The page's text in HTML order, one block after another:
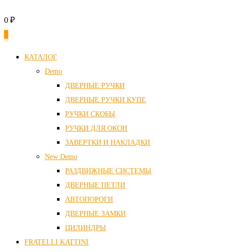
0 ₽
КАТАЛОГ
Demo
ДВЕРНЫЕ РУЧКИ
ДВЕРНЫЕ РУЧКИ КУПЕ
РУЧКИ СКОБЫ
РУЧКИ ДЛЯ ОКОН
ЗАВЕРТКИ И НАКЛАДКИ
New Demo
РАЗДВИЖНЫЕ СИСТЕМЫ
ДВЕРНЫЕ ПЕТЛИ
АВТОПОРОГИ
ДВЕРНЫЕ ЗАМКИ
ЦИЛИНДРЫ
FRATELLI KATTINI